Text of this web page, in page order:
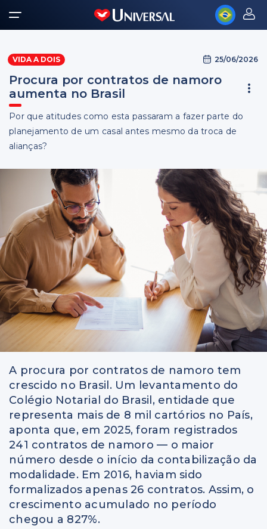
VIDA A DOIS 25/06/2026
Procura por contratos de namoro
aumenta no Brasil
Por que atitudes como esta passaram a fazer parte do
planejamento de um casal antes mesmo da troca de
alianças?
A procura por contratos de namoro tem
crescido no Brasil. Um levantamento do
Colégio Notarial do Brasil, entidade que
representa mais de 8 mil cartórios no País,
aponta que, em 2025, foram registrados
241 contratos de namoro — o maior
número desde o início da contabilização da
modalidade. Em 2016, haviam sido
formalizados apenas 26 contratos. Assim, o
crescimento acumulado no período
chegou a 827%.